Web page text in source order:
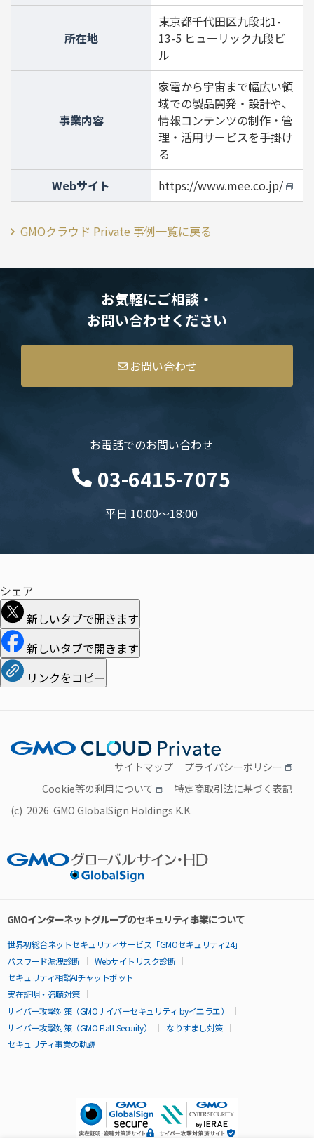
所在地
東京都千代田区九段北1-
13-5 ヒューリック九段ビ
ル
事業内容
家電から宇宙まで幅広い領
域での製品開発・設計や、
情報コンテンツの制作・管
理・活用サービスを手掛け
る
Webサイト
https://www.mee.co.jp/
GMOクラウド Private 事例一覧に戻る
お気軽にご相談・
お問い合わせください
お問い合わせ
お電話でのお問い合わせ
03-6415-7075
平日 10:00〜18:00
シェア
新しいタブで開きます
新しいタブで開きます
リンクをコピー
サイトマップ
プライバシーポリシー
Cookie等の利用について
特定商取引法に基づく表記
(c) 2026 GMO GlobalSign Holdings K.K.
GMOインターネットグループのセキュリティ事業について
世界初総合ネットセキュリティサービス「GMOセキュリティ24」
パスワード漏洩診断
Webサイトリスク診断
セキュリティ相談AIチャットボット
実在証明・盗聴対策
サイバー攻撃対策（GMOサイバーセキュリティ byイエラエ）
サイバー攻撃対策（GMO Flatt Security）
なりすまし対策
セキュリティ事業の軌跡